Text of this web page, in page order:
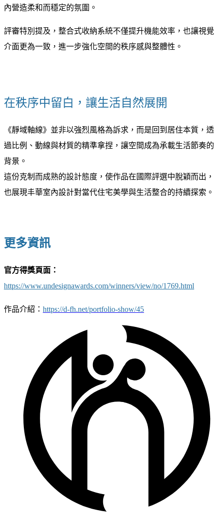
內營造柔和而穩定的氛圍。
評審特別提及，整合式收納系統不僅提升機能效率，也讓視覺
介面更為一致，進一步強化空間的秩序感與整體性。
在秩序中留白，讓生活自然展開
《靜域軸線》並非以強烈風格為訴求，而是回到居住本質，透
過比例、動線與材質的精準拿捏，讓空間成為承載生活節奏的
背景。
這份克制而成熟的設計態度，使作品在國際評選中脫穎而出，
也展現丰華室內設計對當代住宅美學與生活整合的持續探索。
更多資訊
官方得獎頁面：
https://www.undesignawards.com/winners/view/no/1769.html
作品介紹： https://d-fh.net/portfolio-show/45